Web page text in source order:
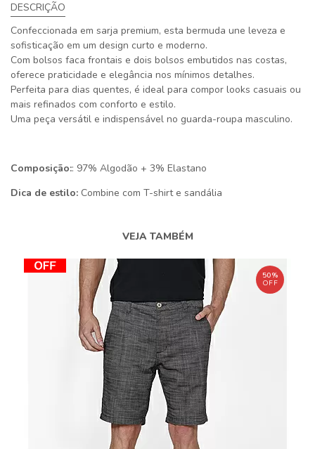
DESCRIÇÃO
Confeccionada em sarja premium, esta bermuda une leveza e
sofisticação em um design curto e moderno.
Com bolsos faca frontais e dois bolsos embutidos nas costas,
oferece praticidade e elegância nos mínimos detalhes.
Perfeita para dias quentes, é ideal para compor looks casuais ou
mais refinados com conforto e estilo.
Uma peça versátil e indispensável no guarda-roupa masculino.
Composição:: 97% Algodão + 3% Elastano
Dica de estilo: Combine com T-shirt e sandália
VEJA TAMBÉM
50%
OFF